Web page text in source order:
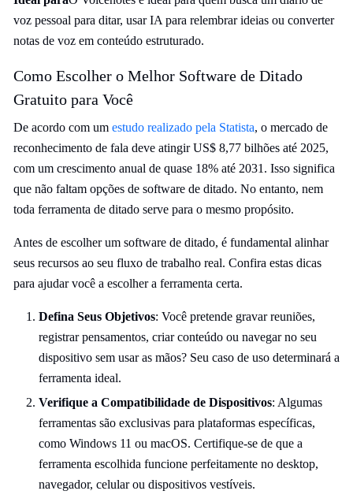
voz pessoal para ditar, usar IA para relembrar ideias ou converter
notas de voz em conteúdo estruturado.
Como Escolher o Melhor Software de Ditado
Gratuito para Você
De acordo com um estudo realizado pela Statista, o mercado de
reconhecimento de fala deve atingir US$ 8,77 bilhões até 2025,
com um crescimento anual de quase 18% até 2031. Isso significa
que não faltam opções de software de ditado. No entanto, nem
toda ferramenta de ditado serve para o mesmo propósito.
Antes de escolher um software de ditado, é fundamental alinhar
seus recursos ao seu fluxo de trabalho real. Confira estas dicas
para ajudar você a escolher a ferramenta certa.
Defina Seus Objetivos: Você pretende gravar reuniões,
registrar pensamentos, criar conteúdo ou navegar no seu
dispositivo sem usar as mãos? Seu caso de uso determinará a
ferramenta ideal.
Verifique a Compatibilidade de Dispositivos: Algumas
ferramentas são exclusivas para plataformas específicas,
como Windows 11 ou macOS. Certifique-se de que a
ferramenta escolhida funcione perfeitamente no desktop,
navegador, celular ou dispositivos vestíveis.